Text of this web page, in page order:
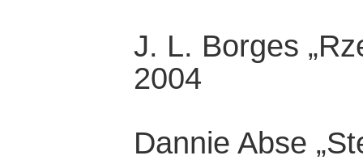
J. L. Borges
2004
Dannie Abse